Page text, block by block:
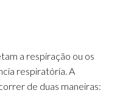
a respiração ou os
respiratória. A
de duas maneiras: